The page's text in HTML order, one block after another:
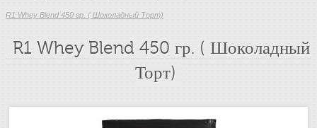
R1 Whey Blend 450 гр. ( Шоколадный Торт)
R1 Whey Blend 450 гр. ( Шоколадный
Торт)